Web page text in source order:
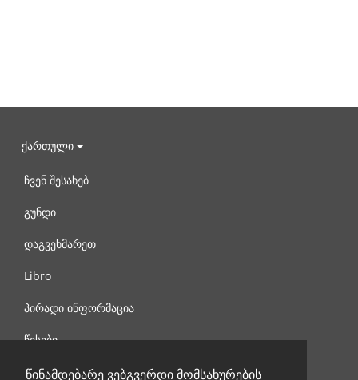
წინამდებარე ვებგვერდი მომსახურების
ქართული
ჩვენ შესახებ
გუნდი
დაგვეხმარეთ
Libro
პირადი ინფორმაცია
წესები
დაგვიკავშირდით